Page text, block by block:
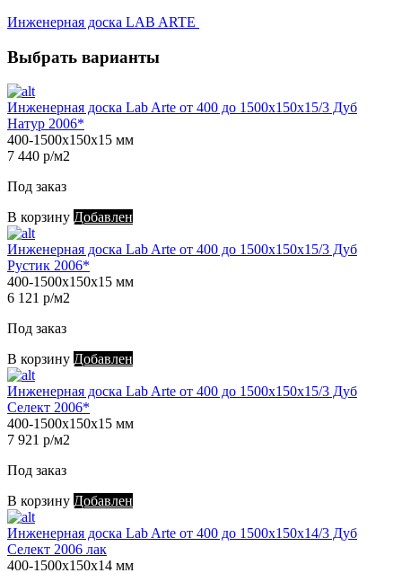
Инженерная доска LAB ARTE
Выбрать варианты
Инженерная доска Lab Arte от 400 до 1500х150х15/3 Дуб
Натур 2006*
400-1500х150х15 мм
7 440 р/м2
Под заказ
В корзину Добавлен
Инженерная доска Lab Arte от 400 до 1500х150х15/3 Дуб
Рустик 2006*
400-1500х150х15 мм
6 121 р/м2
Под заказ
В корзину Добавлен
Инженерная доска Lab Arte от 400 до 1500х150х15/3 Дуб
Селект 2006*
400-1500х150х15 мм
7 921 р/м2
Под заказ
В корзину Добавлен
Инженерная доска Lab Arte от 400 до 1500х150х14/3 Дуб
Селект 2006 лак
400-1500х150х14 мм